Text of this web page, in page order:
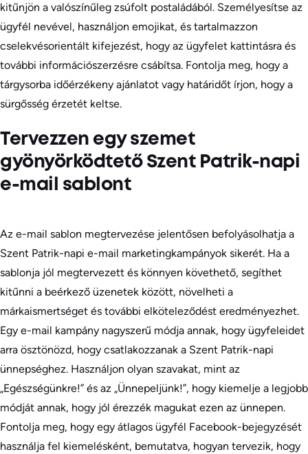
kitűnjön a valószínűleg zsúfolt postaládából. Személyesítse az
ügyfél nevével, használjon emojikat, és tartalmazzon
cselekvésorientált kifejezést, hogy az ügyfelet kattintásra és
további információszerzésre csábítsa. Fontolja meg, hogy a
tárgysorba időérzékeny ajánlatot vagy határidőt írjon, hogy a
sürgősség érzetét keltse.
Tervezzen egy szemet
gyönyörködtető Szent Patrik-napi
e-mail sablont
Az e-mail sablon megtervezése jelentősen befolyásolhatja a
Szent Patrik-napi e-mail marketingkampányok sikerét. Ha a
sablonja jól megtervezett és könnyen követhető, segíthet
kitűnni a beérkező üzenetek között, növelheti a
márkaismertséget és további elköteleződést eredményezhet.
Egy e-mail kampány nagyszerű módja annak, hogy ügyfeleidet
arra ösztönözd, hogy csatlakozzanak a Szent Patrik-napi
ünnepséghez. Használjon olyan szavakat, mint az
„Egészségünkre!” és az „Ünnepeljünk!”, hogy kiemelje a legjobb
módját annak, hogy jól érezzék magukat ezen az ünnepen.
Fontolja meg, hogy egy átlagos ügyfél Facebook-bejegyzését
használja fel kiemelésként, bemutatva, hogyan tervezik, hogy